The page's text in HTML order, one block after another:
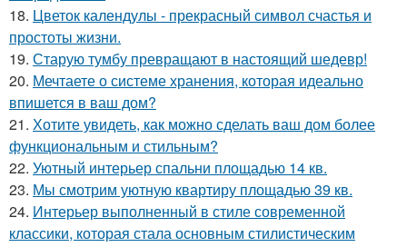
18. Цветок календулы - прекрасный символ счастья и
простоты жизни.
19. Старую тумбу превращают в настоящий шедевр!
20. Мечтаете о системе хранения, которая идеально
впишется в ваш дом?
21. Хотите увидеть, как можно сделать ваш дом более
функциональным и стильным?
22. Уютный интерьер спальни площадью 14 кв.
23. Мы смотрим уютную квартиру площадью 39 кв.
24. Интерьер выполненный в стиле современной
классики, которая стала основным стилистическим